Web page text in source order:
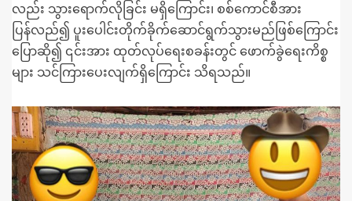
လည်း သွားရောက်လိုခြင်း မရှိကြောင်း၊ စစ်ကောင်စီအား
ပြန်လည်၍ ပူးပေါင်းတိုက်ခိုက်ဆောင်ရွက်သွားမည်ဖြစ်ကြောင်း
ပြောဆို၍ ၎င်းအား ထုတ်လုပ်ရေးစခန်းတွင် ဖောက်ခွဲရေးကိစ္စ
များ သင်ကြားပေးလျက်ရှိကြောင်း သိရသည်။